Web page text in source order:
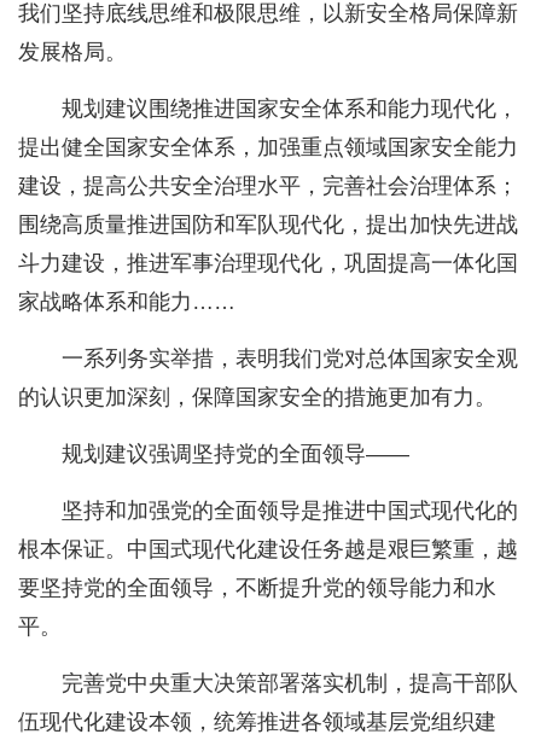
我们坚持底线思维和极限思维，以新安全格局保障新
发展格局。
规划建议围绕推进国家安全体系和能力现代化，
提出健全国家安全体系，加强重点领域国家安全能力
建设，提高公共安全治理水平，完善社会治理体系；
围绕高质量推进国防和军队现代化，提出加快先进战
斗力建设，推进军事治理现代化，巩固提高一体化国
家战略体系和能力……
一系列务实举措，表明我们党对总体国家安全观
的认识更加深刻，保障国家安全的措施更加有力。
规划建议强调坚持党的全面领导——
坚持和加强党的全面领导是推进中国式现代化的
根本保证。中国式现代化建设任务越是艰巨繁重，越
要坚持党的全面领导，不断提升党的领导能力和水
平。
完善党中央重大决策部署落实机制，提高干部队
伍现代化建设本领，统筹推进各领域基层党组织建